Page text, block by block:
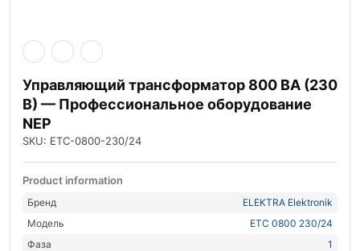
Управляющий трансформатор 800 ВА (230
В) — Профессиональное оборудование
NEP
SKU: ETC-0800-230/24
Product information
Бренд
ELEKTRA Elektronik
Модель
ETC 0800 230/24
Фаза
1